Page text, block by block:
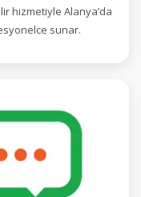
hizmetiyle Alanya’da
sunar.